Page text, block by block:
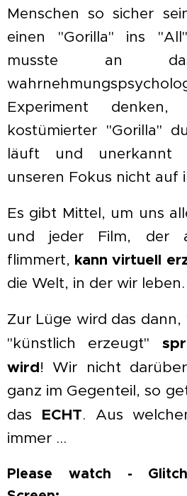
Menschen so sicher
einen "Gorilla" ins
musste an
Experiment
kostümierter "Gorilla"
läuft und unerkannt
unseren Fokus nicht auf
Es gibt Mittel, um uns
und jeder Film, der
flimmert, kann virtuell
die Welt, in der wir leben.
Zur Lüge wird das
"künstlich erzeugt"
wird! Wir nicht darüber
ganz im Gegenteil, so
das ECHT. Aus
immer ...
Please watch -